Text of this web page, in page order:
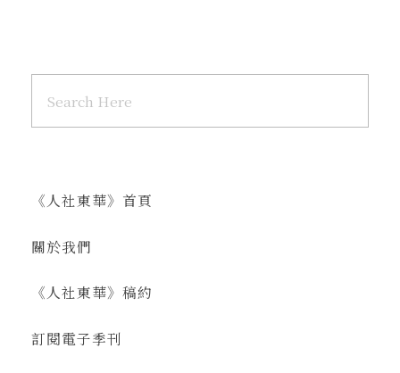
《人社東華》首頁
關於我們
《人社東華》稿約
訂閱電子季刊